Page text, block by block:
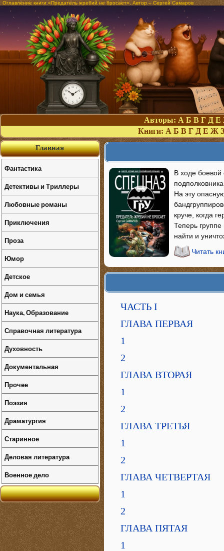
Оглавление книги «Предатель жребий не бросает». Автор – Сергей Самаров
Авторы: А Б В Г Д Е
Книги: А Б В Г Д Е Ж З
В ходе
На эту
круче, когда
Теперь
найти и
Читать
ЧАСТЬ I
ГЛАВА ПЕРВАЯ
1
2
ГЛАВА ВТОРАЯ
1
2
ГЛАВА ТРЕТЬЯ
1
2
ГЛАВА ЧЕТВЕРТАЯ
1
2
ГЛАВА ПЯТАЯ
1
Главная
Фантастика
Детективы и Триллеры
Любовные романы
Приключения
Проза
Юмор
Детское
Дом и семья
Наука, Образование
Справочная литература
Духовность
Документальная
Прочее
Поэзия
Драматургия
Старинное
Деловая литература
Военное дело